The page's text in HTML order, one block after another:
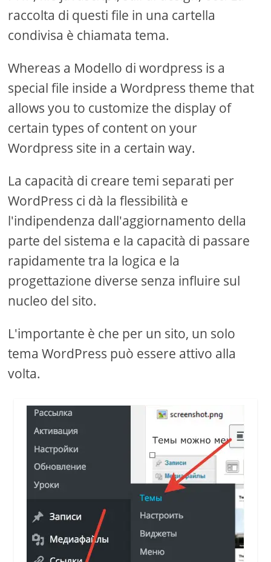
raccolta di questi file in una cartella
condivisa è chiamata tema.
Whereas a Modello di wordpress is a
special file inside a Wordpress theme that
allows you to customize the display of
certain types of content on your
Wordpress site in a certain way.
La capacità di creare temi separati per
WordPress ci dà la flessibilità e
l'indipendenza dall'aggiornamento della
parte del sistema e la capacità di passare
rapidamente tra la logica e la
progettazione diverse senza influire sul
nucleo del sito.
L'importante è che per un sito, un solo
tema WordPress può essere attivo alla
volta.